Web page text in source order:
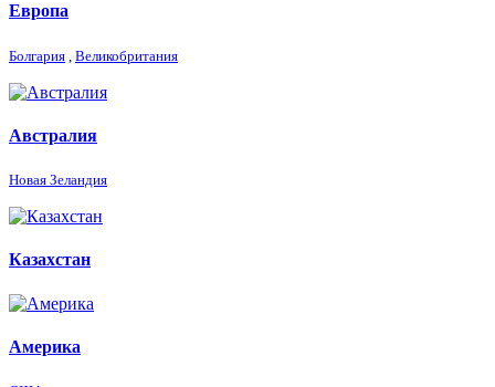
Европа
Болгария Великобритания
Австралия
Новая Зеландия
Казахстан
Америка